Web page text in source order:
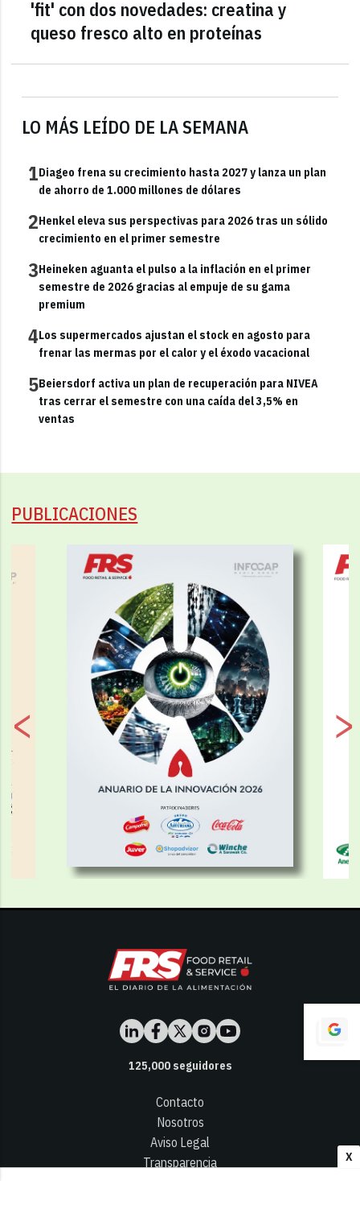
X
LO MÁS LEÍDO DE LA SEMANA
1Diageo frena su crecimiento hasta 2027 y lanza un plan
de ahorro de 1.000 millones de dólares
2Henkel eleva sus perspectivas para 2026 tras un sólido
crecimiento en el primer semestre
3Heineken aguanta el pulso a la inflación en el primer
semestre de 2026 gracias al empuje de su gama
premium
4Los supermercados ajustan el stock en agosto para
frenar las mermas por el calor y el éxodo vacacional
5Beiersdorf activa un plan de recuperación para NIVEA
tras cerrar el semestre con una caída del 3,5% en
ventas
'fit' con dos novedades: creatina y
queso fresco alto en proteínas
PUBLICACIONES
125,000seguidores
Contacto
Nosotros
Aviso Legal
Transparencia